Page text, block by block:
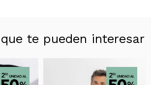
te pueden interesar